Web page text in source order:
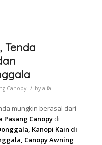
Tenda
Canopy / by alfa
mungkin berasal dari
Pasang Canopy di
Kanopi Kain di
Canopy Awning